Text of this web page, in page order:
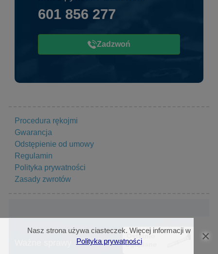
601 856 277
Zadzwoń
Procedura rękojmi
Gwarancja
Odstępienie od umowy
Regulamin
Polityka prywatności
Zasady zwrotów
Nasz strona używa ciasteczek. Więcej informacji w
Polityka prywatności
×
Ostatnio
oglądane